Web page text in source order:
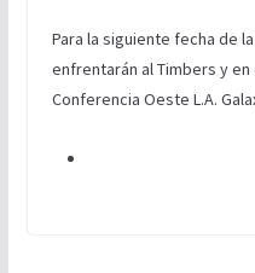
Para la siguiente fecha de
enfrentarán al Timbers y
Conferencia Oeste L.A.